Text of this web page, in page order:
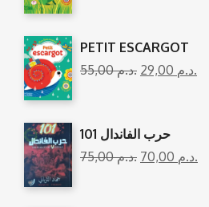
PETIT ESCARGOT
55,00
د.م. 29,00 د.م.
101 حرب الفاندال
75,00
د.م. 70,00 د.م.